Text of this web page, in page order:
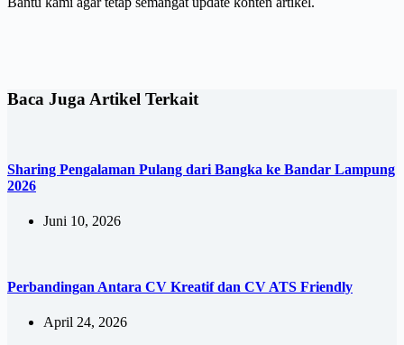
Baca Juga Artikel Terkait
Sharing Pengalaman Pulang dari Bangka ke Bandar Lampung
2026
Juni 10, 2026
Perbandingan Antara CV Kreatif dan CV ATS Friendly
April 24, 2026